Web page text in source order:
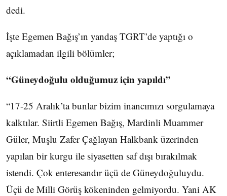
dedi.
İşte Egemen Bağış’ın yandaş TGRT’de yaptığı o
açıklamadan ilgili bölümler;
“Güneydoğulu olduğumuz için yapıldı”
“17-25 Aralık’ta bunlar bizim inancımızı sorgulamaya
kalktılar. Siirtli Egemen Bağış, Mardinli Muammer
Güler, Muşlu Zafer Çağlayan Halkbank üzerinden
yapılan bir kurgu ile siyasetten saf dışı bırakılmak
istendi. Çok enteresandır üçü de Güneydoğuluydu.
Üçü de Milli Görüş kökeninden gelmiyordu. Yani AK